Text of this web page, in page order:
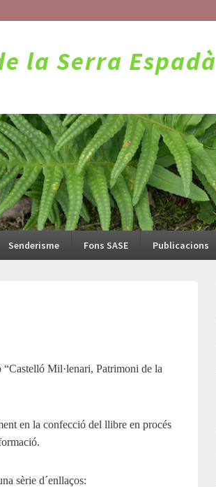
la Serra Espadà
Senderisme Fons SASE Publicacions
Mil·lenari, Patrimoni de la
en la confecció del llibre en procés
sèrie d´enllaços: